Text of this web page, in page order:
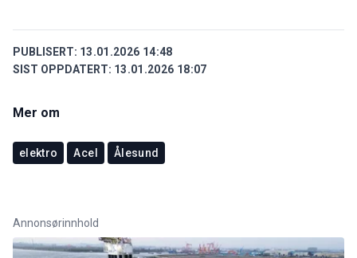
PUBLISERT: 13.01.2026 14:48
SIST OPPDATERT: 13.01.2026 18:07
Mer om
elektro Acel Ålesund
Annonsørinnhold